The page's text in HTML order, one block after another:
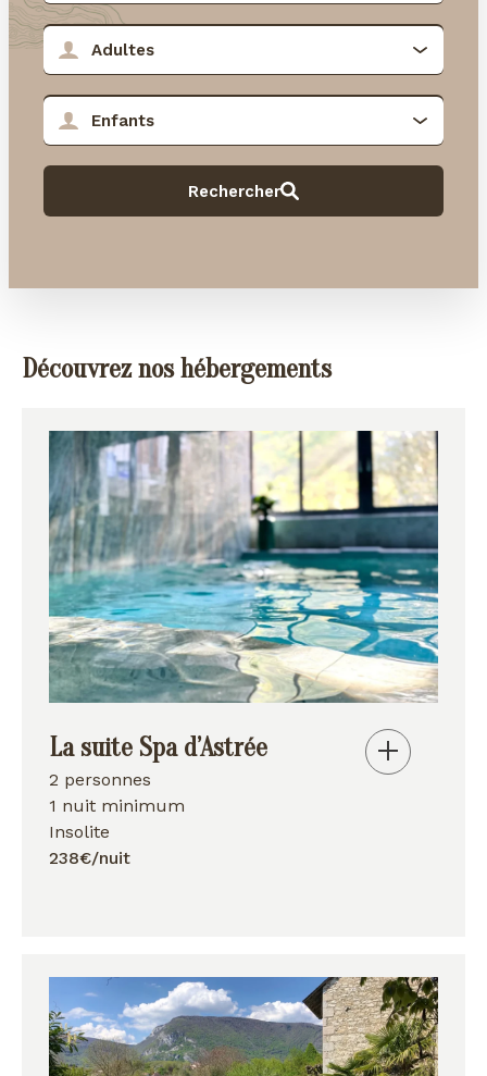
Découvrez nos hébergements
La suite Spa d’Astrée
2 personnes
1 nuit minimum
Insolite
238€/nuit